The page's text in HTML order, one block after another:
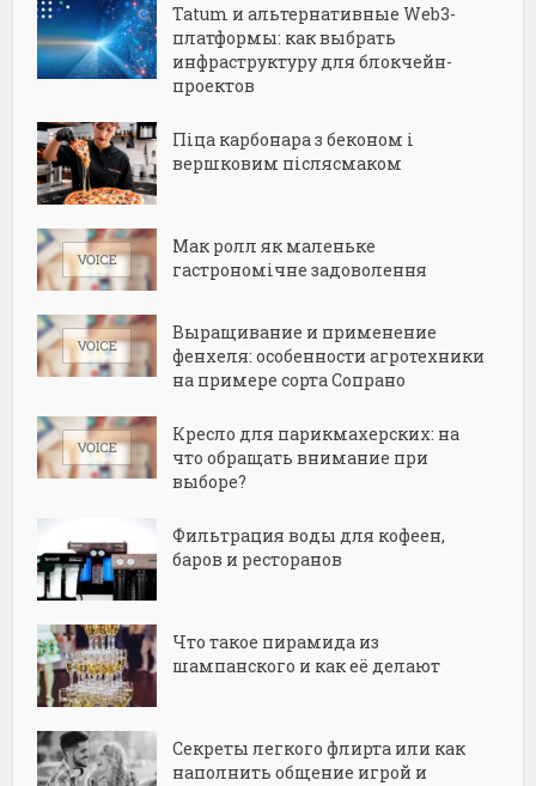
Tatum и альтернативные Web3-
платформы: как выбрать
инфраструктуру для блокчейн-
проектов
Піца карбонара з беконом і
вершковим післясмаком
Мак ролл як маленьке
гастрономічне задоволення
Выращивание и применение
фенхеля: особенности агротехники
на примере сорта Сопрано
Кресло для парикмахерских: на
что обращать внимание при
выборе?
Фильтрация воды для кофеен,
баров и ресторанов
Что такое пирамида из
шампанского и как её делают
Секреты легкого флирта или как
наполнить общение игрой и